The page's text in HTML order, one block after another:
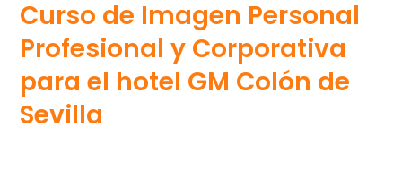
Curso de Imagen Personal
Profesional y Corporativa
para el hotel GM Colón de
Sevilla